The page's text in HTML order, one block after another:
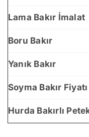
Lama Bakır İmalat
Boru Bakır
Yanık Bakır
Soyma Bakır Fiyatı
Hurda Bakırlı